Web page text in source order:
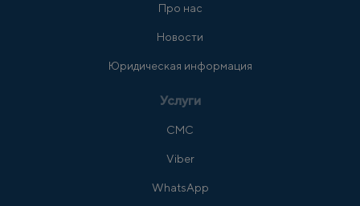
Про нас
Новости
Юридическая информация
Услуги
СМС
Viber
WhatsApp